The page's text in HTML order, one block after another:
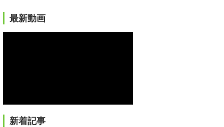
最新動画
新着記事